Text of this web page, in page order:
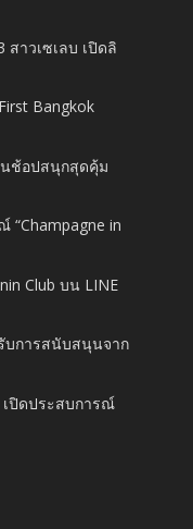
สาวเซเลบ เปิดลิ
Bangkok
ช้อปสนุกสุดคุ้ม
“Champagne in
Club บน LINE
บการสนับสนุนจาก
เปิดประสบการณ์